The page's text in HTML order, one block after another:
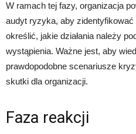
W ramach tej fazy, organizacja
audyt ryzyka, aby zidentyfikować
określić, jakie działania należy
wystąpienia. Ważne jest, aby
prawdopodobne scenariusze
skutki dla organizacji.
Faza reakcji